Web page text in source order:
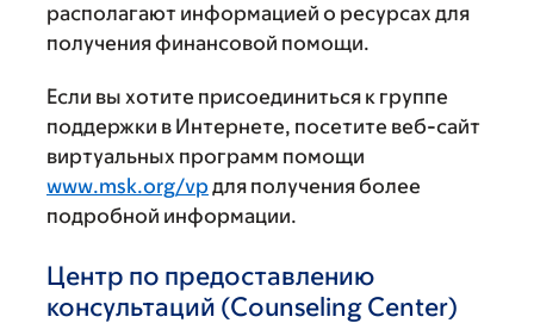
располагают информацией о ресурсах для
получения финансовой помощи.
Если вы хотите присоединиться к группе
поддержки в Интернете, посетите веб-сайт
виртуальных программ помощи
www.msk.org/vp для получения более
подробной информации.
Центр по предоставлению
консультаций (Counseling Center)